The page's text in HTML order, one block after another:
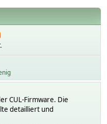
CUL-Firmware. Die
detailliert und